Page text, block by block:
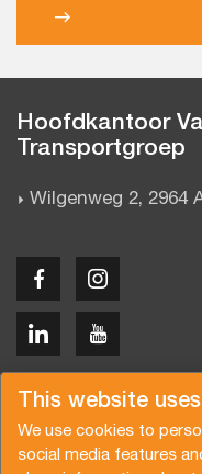
This website
We use cookies to
social media features
Hoofdkantoor
Transportgroep
Wilgenweg 2, 2964
Copyright © 2026 Van